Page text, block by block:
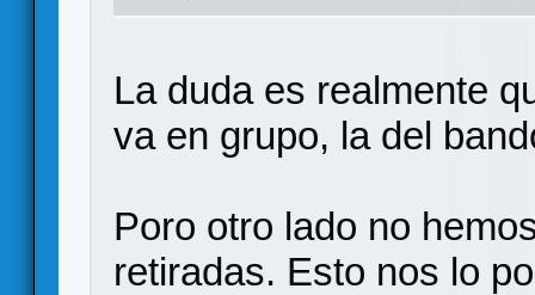
La duda es realmente
va en grupo, la del
Poro otro lado no
retiradas. Esto nos lo